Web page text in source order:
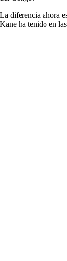
La diferencia ahora
Kane ha tenido en